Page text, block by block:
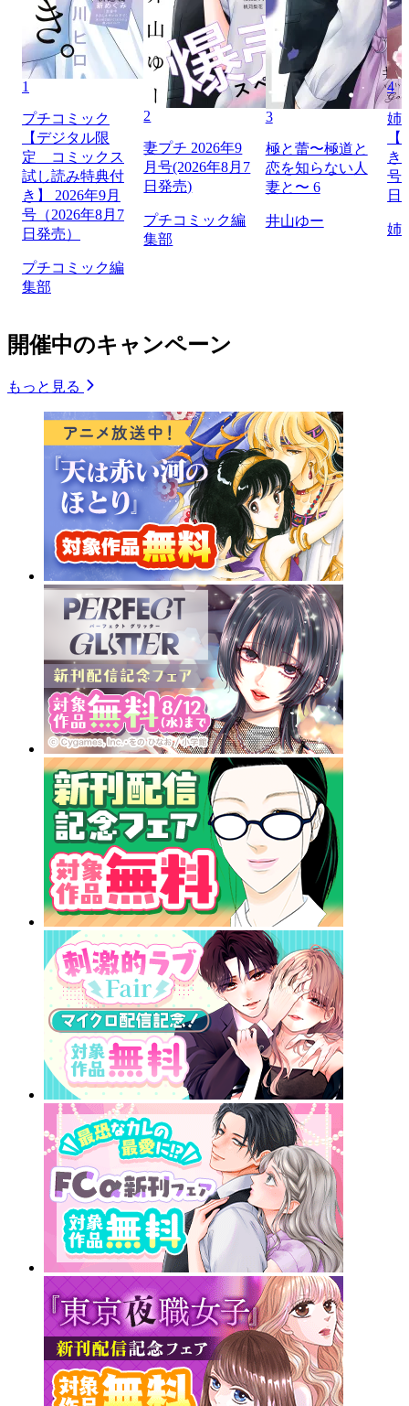
1
プチコミック
【デジタル限
定 コミックス
試し読み特典付
き】 2026年9月
号（2026年8月7
日発売）
プチコミック編
集部
2
妻プチ 2026年9
月号(2026年8月7
日発売)
プチコミック編
集部
3
極と蕾〜極道と
恋を知らない人
妻と〜 6
井山ゆー
4
姉
き
号
日
姉
開催中のキャンペーン
もっと見る